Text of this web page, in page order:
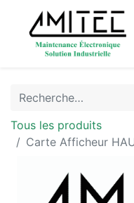
Tous les produits
Carte Afficheur